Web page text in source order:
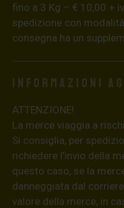
fino a 3 Kg – € 10,00 +
spedizione con
consegna ha un
Informazioni
ATTENZIONE!
La merce viaggia a
Si consiglia, per
richiedere l’invio della
questo caso, se la
danneggiata dal
valore della merce, in